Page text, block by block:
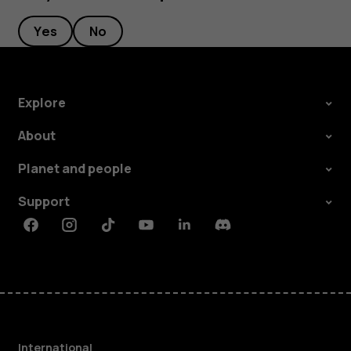
Yes No
Explore
About
Planet and people
Support
FacebookInstagramTiktokYoutubeLinkedinDiscord
International